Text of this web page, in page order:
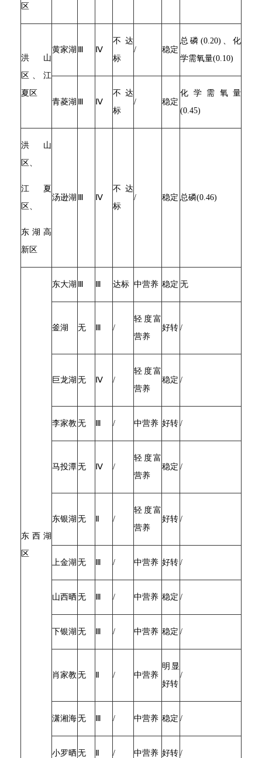
区
洪山
区、江
夏区
黄家湖 Ⅳ
不达
标
/ 稳定
总磷(0.20)、化
学需氧量(0.10)
青菱湖 Ⅳ
不达
标
/ 稳定
化学需氧量
(0.45)
洪山
区、
江夏
区、
东湖高
新区
汤逊湖 Ⅳ
不达
标
/ 稳定 总磷(0.46)
东西湖
区
东大湖 达标 中营养 稳定 无
釜湖 无 /
轻度富
营养
好转 /
巨龙湖 无 Ⅳ /
轻度富
营养
稳定 /
李家教 无 / 中营养 好转 /
马投潭无 Ⅳ /
轻度富
营养
稳定 /
东银湖 无 /
轻度富
营养
好转 /
上金湖 无 / 中营养 好转 /
山西晒 无 / 中营养 稳定 /
下银湖 无 / 中营养 稳定 /
肖家教 无 / 中营养
明显
好转
/
潇湘海无 / 中营养 稳定 /
小罗晒 无 / 中营养 好转 /